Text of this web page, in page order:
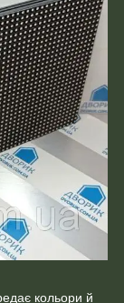
кольори й